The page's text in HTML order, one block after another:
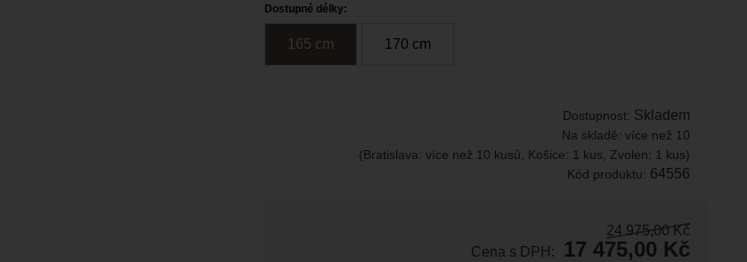
Dostupné délky:
165 cm 170 cm
Dostupnost: Skladem
Na skladě:více než 10
(Bratislava: více než 10 kusů, Košice: 1 kus, Zvolen: 1 kus)
Kód produktu: 64556
24 975,00 Kč
Cena s DPH:
17 475,00 Kč